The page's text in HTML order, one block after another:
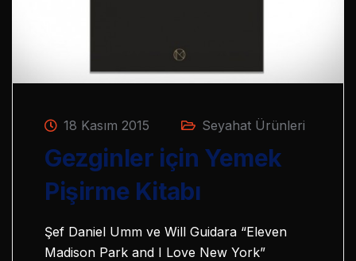
18 Kasım 2015 Seyahat Ürünleri
Gezginler için Yemek
Pişirme Kitabı
Şef Daniel Umm ve Will Guidara “Eleven
Madison Park and I Love New York”